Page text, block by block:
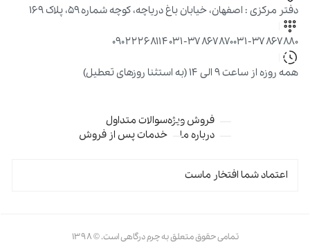
دفتر مرکزی : اصفهان، خیابان باغ دریاچه، کوچه شماره ۵۹، پلاک ۱۶۹
۰۳۱-۳۷۸۶۷۸۸۰۰۳۱-۳۷۸۶۷۸۷۰۰۹۰۲۲۲۶۸۱۱۴
همه روزه از ساعت ۹ الی ۱۴ (به استثنا روزهای تعطیل)
فروش ویژه
درباره ما
سوالات متداول
خدمات پس از فروش
اعتماد شما افتخار ماست
تمامی حقوق متعلق به چرم درگاهی است. © ۱۳۹۸